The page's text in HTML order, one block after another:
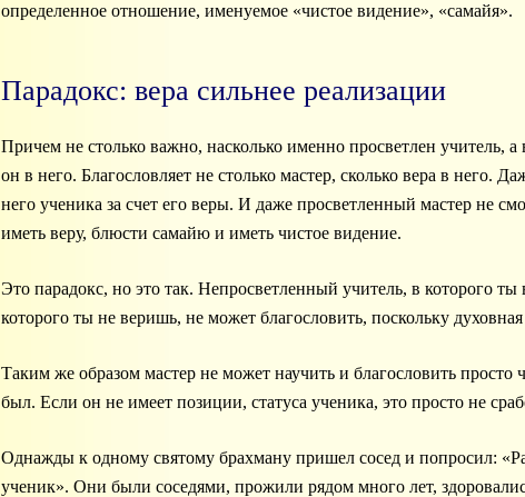
определенное отношение, именуемое «чистое видение», «самайя».
Парадокс: вера сильнее реализации
Причем не столько важно, насколько именно просветлен учитель,
он в него. Благословляет не столько мастер, сколько вера в него.
него ученика за счет его веры. И даже просветленный мастер не
иметь веру, блюсти самайю и иметь чистое видение.
Это парадокс, но это так. Непросветленный учитель, в которого
которого ты не веришь, не может благословить, поскольку духовная
Таким же образом мастер не может научить и благословить
был. Если он не имеет позиции, статуса ученика, это просто не
Однажды к одному святому брахману пришел сосед и попросил:
ученик». Они были соседями, прожили рядом много лет,